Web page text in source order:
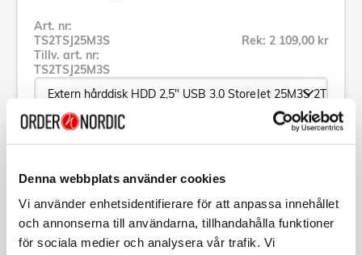
Denna webbplats använder cookies
Vi använder enhetsidentifierare för att anpassa innehållet
och annonserna till användarna, tillhandahålla funktioner
för sociala medier och analysera vår trafik. Vi
Art. nr:
TS2TSJ25M3S
Tillv. art. nr:
TS2TSJ25M3S
Rek: 2 109,00 kr
Se alla produkter inom Transcend
Specifikation
Beskrivning